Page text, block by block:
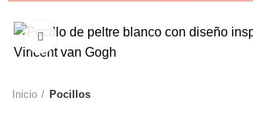
Click to enlarge
Inicio Pocillos